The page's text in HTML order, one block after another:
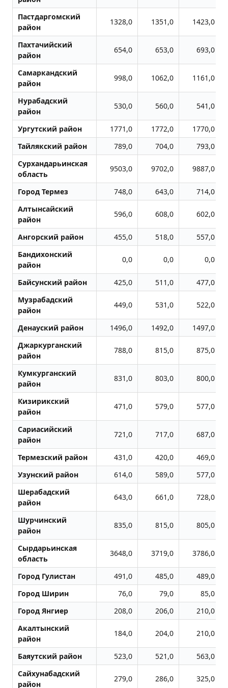
Пастдаргомский
район
1328,0 1351,0 1423,0
Пахтачийский
район
654,0 653,0 693,0
Самаркандский
район
998,0 1062,0 1161,0
Нурабадский
район
530,0 560,0 541,0
Ургутский район 1771,0 1772,0
1770,0
Тайлякский район
789,0 704,0
793,0
Сурхандарьинская
область
9503,0 9702,0 9887,0
Город Термез 748,0 643,0
714,0
Алтынсайский
район
596,0 608,0 602,0
Ангорский район 455,0 518,0
557,0
Бандихонский
район
0,0 0,0 0,0
Байсунский район 425,0 511,0
477,0
Музрабадский
район
449,0 531,0 522,0
Денауский район 1496,0 1492,0
1497,0
Джаркурганский
район
788,0 815,0 875,0
Кумкурганский
район
831,0 803,0 800,0
Кизирикский
район
471,0 579,0 577,0
Сариасийский
район
721,0 717,0 687,0
Термезский район 431,0 420,0
469,0
Узунский район
614,0 589,0
577,0
Шерабадский
район
643,0 661,0 728,0
Шурчинский
район
835,0 815,0 805,0
Сырдарьинская
область
3648,0 3719,0 3786,0
Город Гулистан 491,0 485,0
489,0
Город Ширин
76,0 79,0
85,0
Город Янгиер
208,0 206,0
210,0
Акалтынский
район
184,0 204,0 210,0
Баяутский район 523,0 521,0
563,0
Сайхунабадский
район
279,0 286,0 325,0